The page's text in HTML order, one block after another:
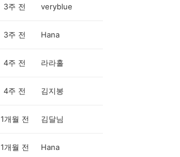
3주 전 veryblue
3주 전 Hana
4주 전 라라홀
4주 전 김지봉
1개월 전 김달님
1개월 전 Hana